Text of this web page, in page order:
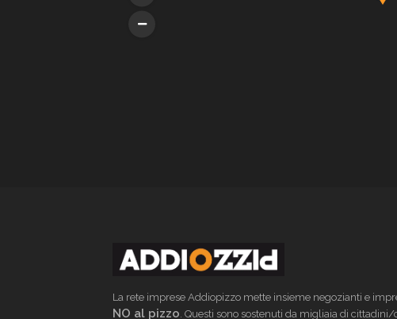
La rete imprese Addiopizzo mette insieme negozianti e
NO al pizzo . Questi sono sostenuti da migliaia di